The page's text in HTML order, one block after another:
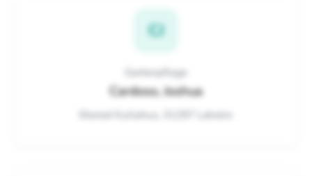
CJ
Gartenpflege
Cardoso, Joshua